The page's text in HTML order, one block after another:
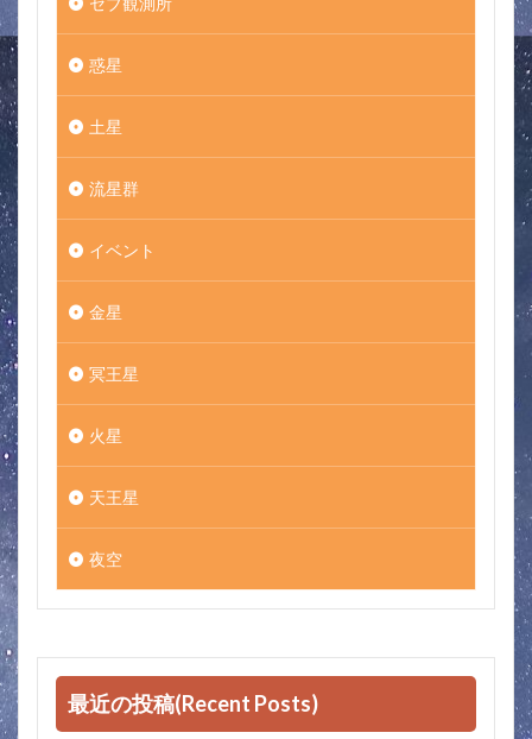
惑星
土星
流星群
イベント
金星
冥王星
火星
天王星
夜空
最近の投稿(Recent Posts)